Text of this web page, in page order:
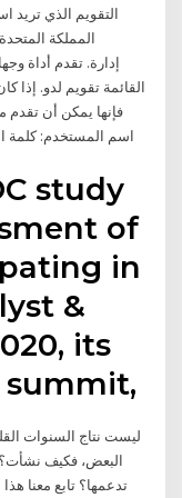
التقويم الذي تريد
المملكة
القائمة تقويم لدو. إذا
فإنها يمكن أن تقدم
اسم المستخدم: كلمة المرور:
study
of
in
&
its
البعض، فكيف نشأت؟
تدعمها؟ تابع معنا